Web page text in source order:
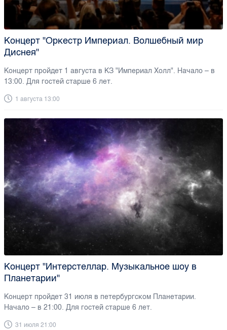
Концерт "Оркестр Империал. Волшебный мир
Диснея"
Концерт пройдет 1 августа в КЗ "Империал Холл". Начало – в
13:00. Для гостей старше 6 лет.
1 августа 13:00
Концерт "Интерстеллар. Музыкальное шоу в
Планетарии"
Концерт пройдет 31 июля в петербургском Планетарии.
Начало – в 21:00. Для гостей старше 6 лет.
31 июля 21:00